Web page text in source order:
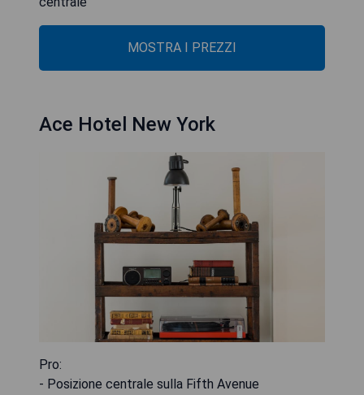
MOSTRA I PREZZI
Ace Hotel New York
Pro:
- Posizione centrale sulla Fifth Avenue